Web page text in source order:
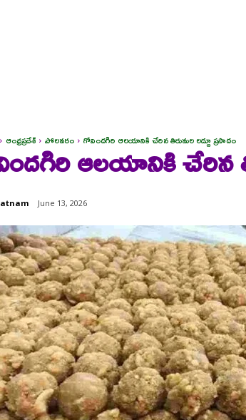
ఆంధ్రప్రదేశ్ పోలవరం గోవిందగిరి ఆలయానికి చేరిన తిరుమల లడ్డూ ప్రసాదం
ఆలయానికి చేరిన
June 13, 2026